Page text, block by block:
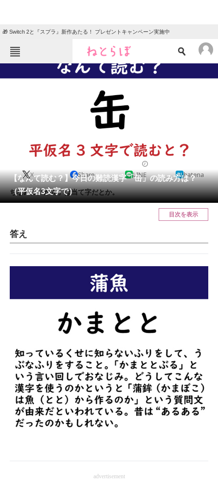
🎁 Switch 2と『スプラ』新作あたる！ プレゼントキャンペーン実施中
ねとらぼメニュー
TOP ニュース
クイズ
地域
リサーチ
会員記事
メディア
ITの今と未来を見通す
進化するPCとデバイスの未来
ビジネスと働き方のヒント
企業ITのトレンドを詳説
経営リーダーのコミュニティ
マーケ×ITの今がよく分かる
ITエンジニア向け専門サイト
【なんて読む？】今日の難読漢字「缶」の読み方は？
（平仮名3文字で）
X Share LINE hatena
ちなみに「かん」は当て字だとか。
目次を表示
答え
advertisement